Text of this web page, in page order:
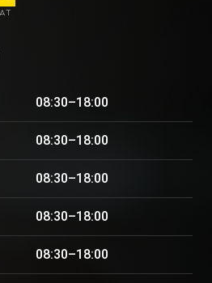
08:30–18:00
08:30–18:00
08:30–18:00
08:30–18:00
08:30–18:00